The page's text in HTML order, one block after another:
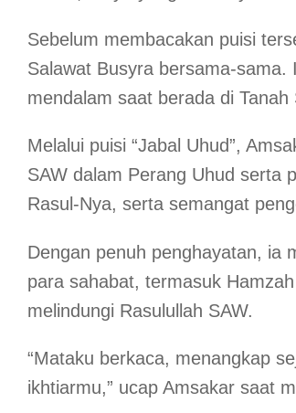
Sebelum membacakan puisi
Salawat Busyra bersama-
mendalam saat berada di Tanah
Melalui puisi “Jabal Uhud”,
SAW dalam Perang Uhud serta
Rasul-Nya, serta semangat
Dengan penuh penghayatan, ia
para sahabat, termasuk
melindungi Rasulullah SAW.
“Mataku berkaca, menangkap
ikhtiarmu,” ucap Amsakar saat